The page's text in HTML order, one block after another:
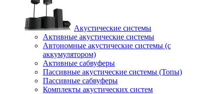
Акустические системы
Активные акустические системы
Автономные акустические системы (с
аккумулятором)
Активные сабвуферы
Пассивные акустические системы (Топы)
Пассивные сабвуферы
Комплекты акустических систем